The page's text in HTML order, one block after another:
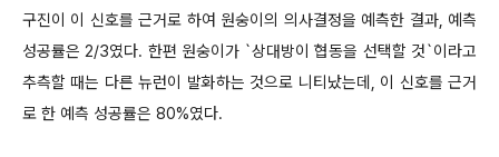
구진이 이 신호를 근거로 하여 원숭이의 의사결정을 예측한 결과, 예측
성공률은 2/3였다. 한편 원숭이가 `상대방이 협동을 선택할 것`이라고
추측할 때는 다른 뉴런이 발화하는 것으로 니티났는데, 이 신호를 근거
로 한 예측 성공률은 80%였다.